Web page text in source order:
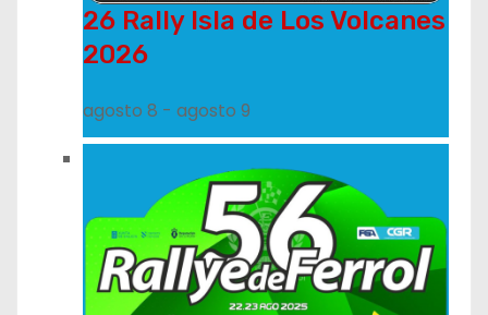
26 Rally Isla de Los Volcanes
2026
agosto 8 - agosto 9